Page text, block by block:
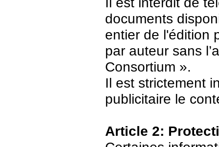
documents
entier de l'édition
par auteur sans
Consortium ».
Il est strictement
publicitaire le
Article 2: